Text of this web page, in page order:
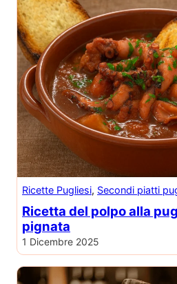
Ricette Pugliesi, Secondi piatti
Ricetta del polpo alla
pignata
1 Dicembre 2025